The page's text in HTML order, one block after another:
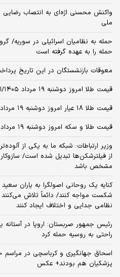
واکنش محسنی اژه‌ای به انتصاب رضایی
ملی
حمله به نظامیان اسرائیلی در سوریه/
حمله را به عهده گرفته است
معوقات بازنشستگان در این تاریخ
قیمت طلا امروز دوشنبه ۱۹ مرداد ۱۴۰۵/افت قیمت طلا
قیمت طلا ۱۸ عیار امروز دوشنبه ۱۹ مرداد ۱۴۰۵/کاهش قیمت طلا
قیمت طلا و سکه امروز دوشنبه ۱۹ مرداد ۱۴۰۵/کاهش قیمت طلا و سکه
وزیر ارتباطات: شبکه ما به یکی از
از فیلترشکن‌ها تبدیل شده است/
مشخص باشد
کنایه یک روحانی اصولگرا به یاران
شکست مواجه کنند/ دائماً تلاش می‌کنند
نظامی جدایی و اختلاف ایجاد کنند
رئیس جمهور صربستان: اروپا در
راحتی به روسیه حمله کرد
اسحاق جهانگیری و کرباسچی در مراسم
پزشکیان هم بودند+ عکس